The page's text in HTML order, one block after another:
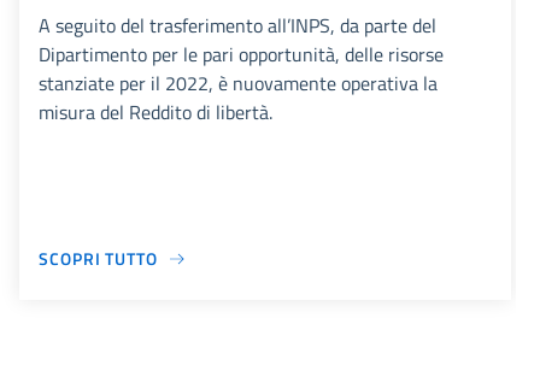
A seguito del trasferimento all’INPS, da parte del
Dipartimento per le pari opportunità, delle risorse
stanziate per il 2022, è nuovamente operativa la
misura del Reddito di libertà.
SCOPRI TUTTO